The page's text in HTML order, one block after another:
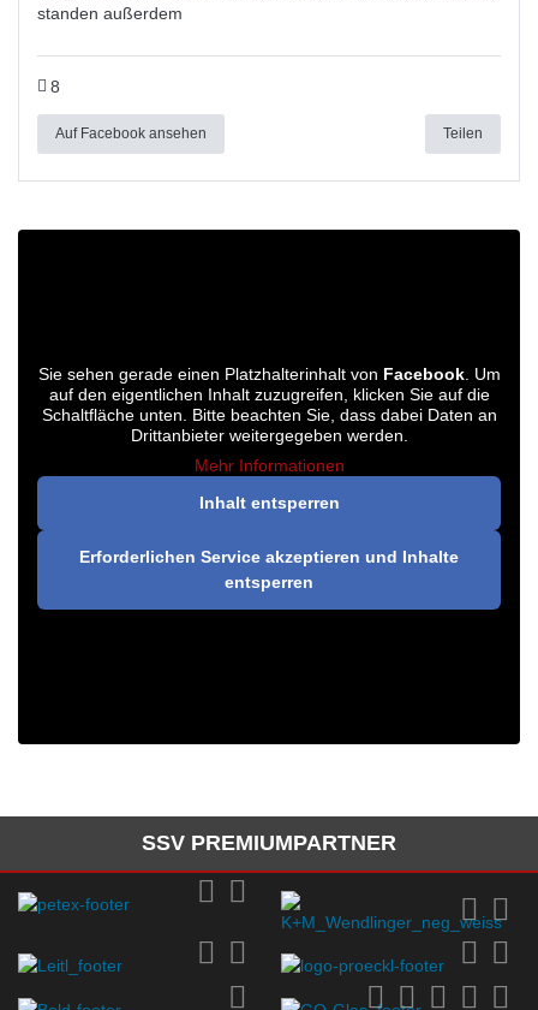
standen außerdem
8
Auf Facebook ansehen Teilen
Sie sehen gerade einen Platzhalterinhalt von Facebook. Um
auf den eigentlichen Inhalt zuzugreifen, klicken Sie auf die
Schaltfläche unten. Bitte beachten Sie, dass dabei Daten an
Drittanbieter weitergegeben werden.
Mehr Informationen
Inhalt entsperren
Erforderlichen Service akzeptieren und Inhalte
entsperren
SSV PREMIUMPARTNER